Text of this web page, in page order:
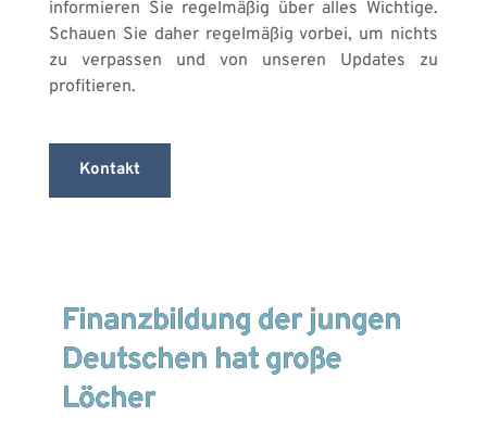
informieren Sie regelmäßig über alles Wichtige.
Schauen Sie daher regelmäßig vorbei, um nichts
zu verpassen und von unseren Updates zu
profitieren.
Kontakt
Finanzbildung der jungen
Deutschen hat große
Löcher